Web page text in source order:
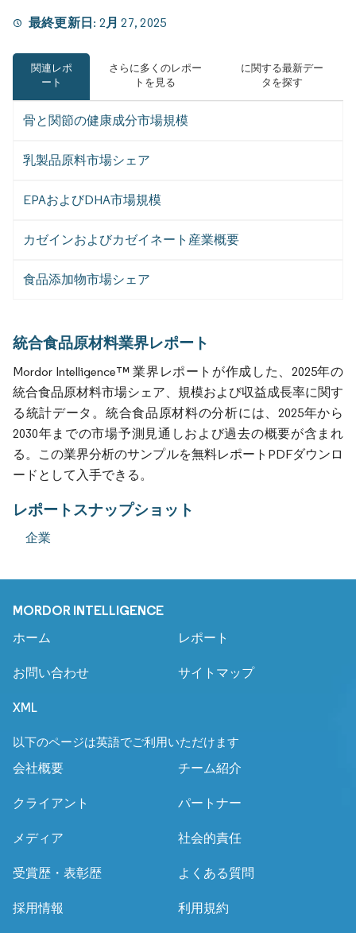
最終更新日: 2月 27, 2025
関連レポ
ート
さらに多くのレポー
トを見る
に関する最新デー
タを探す
骨と関節の健康成分市場規模
乳製品原料市場シェア
EPAおよびDHA市場規模
カゼインおよびカゼイネート産業概要
食品添加物市場シェア
統合食品原材料業界レポート
Mordor Intelligence™ 業界レポートが作成した、2025年の
統合食品原材料市場シェア、規模および収益成長率に関す
る統計データ。統合食品原材料の分析には、2025年から
2030年までの市場予測見通しおよび過去の概要が含まれ
る。この業界分析のサンプルを無料レポートPDFダウンロ
ードとして入手できる。
レポートスナップショット
企業
MORDOR INTELLIGENCE
ホーム レポート
お問い合わせ サイトマップ
XML
以下のページは英語でご利用いただけます
会社概要
チーム紹介
クライアント パートナー
メディア 社会的責任
受賞歴・表彰歴 よくある質問
採用情報 利用規約